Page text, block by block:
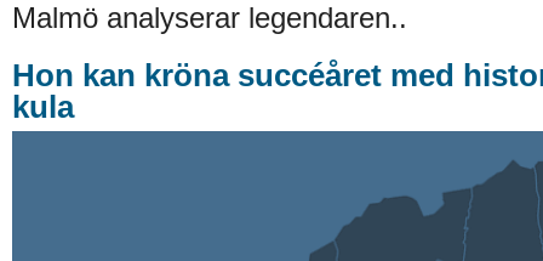
Malmö analyserar legendaren..
Hon kan kröna succéåret med
kula